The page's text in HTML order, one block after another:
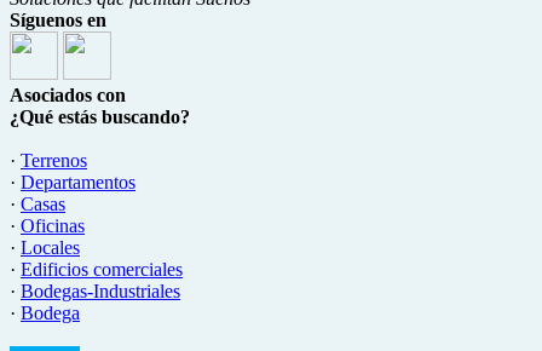
Síguenos en
Asociados con
¿Qué estás buscando?
· Terrenos
· Departamentos
· Casas
· Oficinas
· Locales
· Edificios comerciales
· Bodegas-Industriales
· Bodega